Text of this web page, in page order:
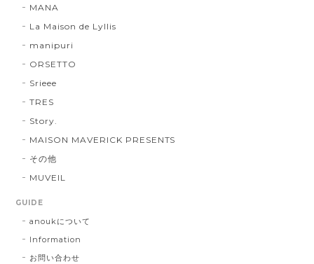
MANA
La Maison de Lyllis
manipuri
ORSETTO
Srieee
TRES
Story.
MAISON MAVERICK PRESENTS
その他
MUVEIL
GUIDE
anoukについて
Information
お問い合わせ